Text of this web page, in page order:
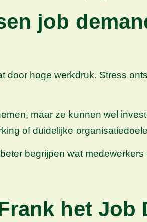
job
door hoge werkdruk. Stress
maar ze kunnen wel
of duidelijke
begrijpen wat
het Job